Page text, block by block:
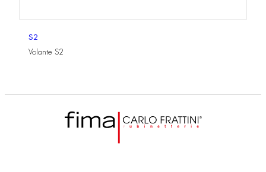
S2
Volante S2